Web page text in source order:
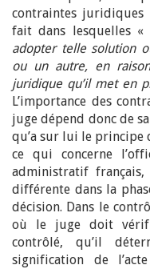
contraintes juridiques
fait dans lesquelles «
adopter telle solution
ou un autre, en
juridique qu’il met en
L’importance des
juge dépend donc de
qu’a sur lui le principe
ce qui concerne
administratif français,
différente dans la
décision. Dans le
où le juge doit
contrôlé, qu’il
signification de